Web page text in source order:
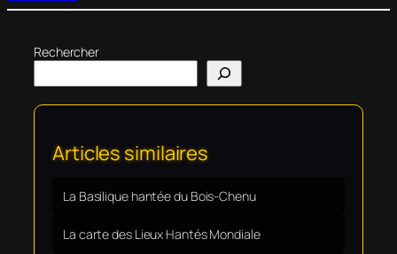
Rechercher
Articles similaires
La Basilique hantée du Bois-Chenu
La carte des Lieux Hantés Mondiale